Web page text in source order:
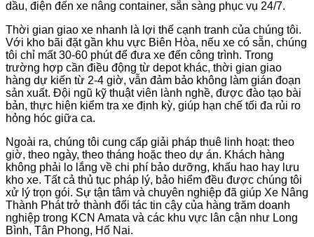
dầu, điện đến xe nâng container, sẵn sàng phục vụ 24/7.
Thời gian giao xe nhanh là lợi thế cạnh tranh của chúng tôi.
Với kho bãi đặt gần khu vực Biên Hòa, nếu xe có sẵn, chúng
tôi chỉ mất 30-60 phút để đưa xe đến công trình. Trong
trường hợp cần điều động từ depot khác, thời gian giao
hàng dự kiến từ 2-4 giờ, vẫn đảm bảo không làm gián đoạn
sản xuất. Đội ngũ kỹ thuật viên lành nghề, được đào tạo bài
bản, thực hiện kiểm tra xe định kỳ, giúp hạn chế tối đa rủi ro
hỏng hóc giữa ca.
Ngoài ra, chúng tôi cung cấp giải pháp thuê linh hoạt: theo
giờ, theo ngày, theo tháng hoặc theo dự án. Khách hàng
không phải lo lắng về chi phí bảo dưỡng, khấu hao hay lưu
kho xe. Tất cả thủ tục pháp lý, bảo hiểm đều được chúng tôi
xử lý trọn gói. Sự tận tâm và chuyên nghiệp đã giúp Xe Nâng
Thành Phát trở thành đối tác tin cậy của hàng trăm doanh
nghiệp trong KCN Amata và các khu vực lân cận như Long
Bình, Tân Phong, Hố Nai.